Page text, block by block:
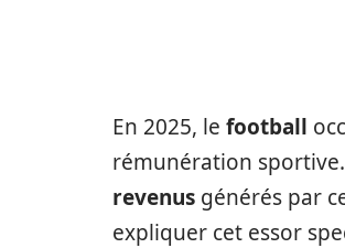
En 2025, le football
rémunération
revenus générés par
expliquer cet essor